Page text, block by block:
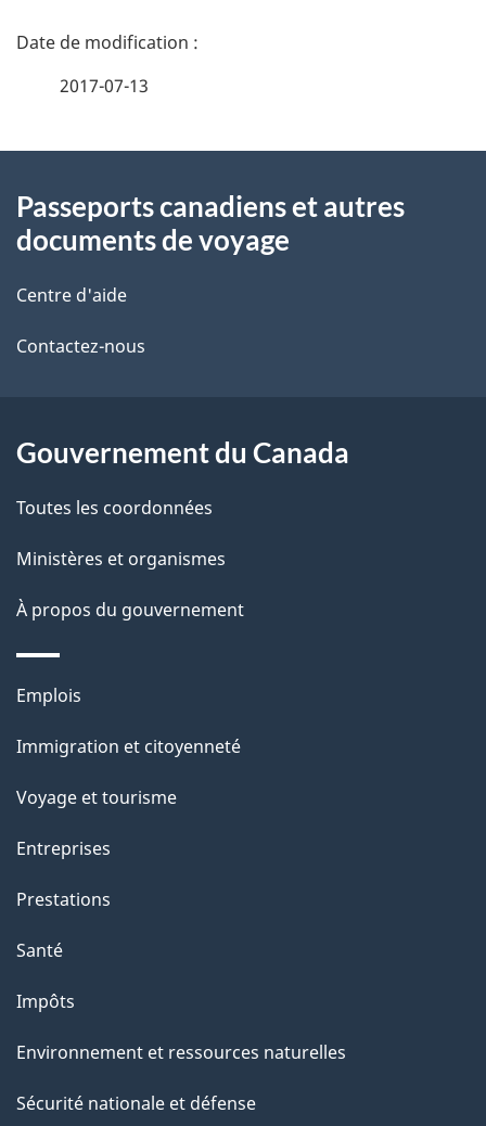
D
i
s
d
l
a
p
a
g
e
2017-07-13
propos
de
ce
site
Passeports canadiens et autres
documents de voyage
Centre d'aide
Contactez-nous
Gouvernement du Canada
Toutes les coordonnées
Ministères et organismes
À propos du gouvernement
Thèmes
sujets
Emplois
Immigration et citoyenneté
Voyage et tourisme
Entreprises
Prestations
Santé
Impôts
Environnement et ressources naturelles
Sécurité nationale et défense